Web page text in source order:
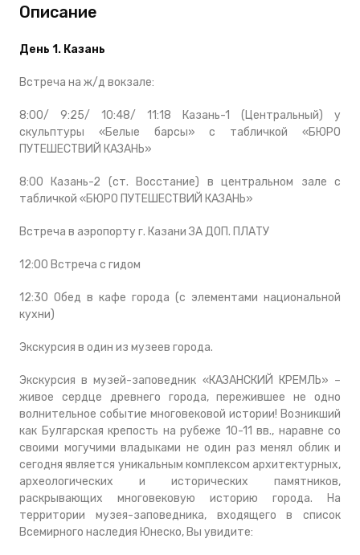
Описание
День 1. Казань
Встреча на ж/д вокзале:
8:00/ 9:25/ 10:48/ 11:18 Казань-1 (Центральный) у
скульптуры «Белые барсы» с табличкой «БЮРО
ПУТЕШЕСТВИЙ КАЗАНЬ»
8:00 Казань-2 (ст. Восстание) в центральном зале с
табличкой «БЮРО ПУТЕШЕСТВИЙ КАЗАНЬ»
Встреча в аэропорту г. Казани ЗА ДОП. ПЛАТУ
12:00 Встреча с гидом
12:30 Обед в кафе города (с элементами национальной
кухни)
Экскурсия в один из музеев города.
Экскурсия в музей-заповедник «КАЗАНСКИЙ КРЕМЛЬ» –
живое сердце древнего города, пережившее не одно
волнительное событие многовековой истории! Возникший
как Булгарская крепость на рубеже 10-11 вв., наравне со
своими могучими владыками не один раз менял облик и
сегодня является уникальным комплексом архитектурных,
археологических и исторических памятников,
раскрывающих многовековую историю города. На
территории музея-заповедника, входящего в список
Всемирного наследия Юнеско, Вы увидите: